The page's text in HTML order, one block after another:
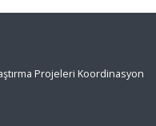
Projeleri Koordinasyon